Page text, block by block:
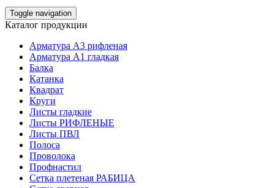
Toggle navigation
Каталог продукции
Арматура А3 рифленая
Арматура А1 гладкая
Балка
Катанка
Квадрат
Круги
Листы гладкие
Листы РИФЛЕНЫЕ
Листы ПВЛ
Полоса
Проволока
Профнастил
Сетка плетеная РАБИЦА